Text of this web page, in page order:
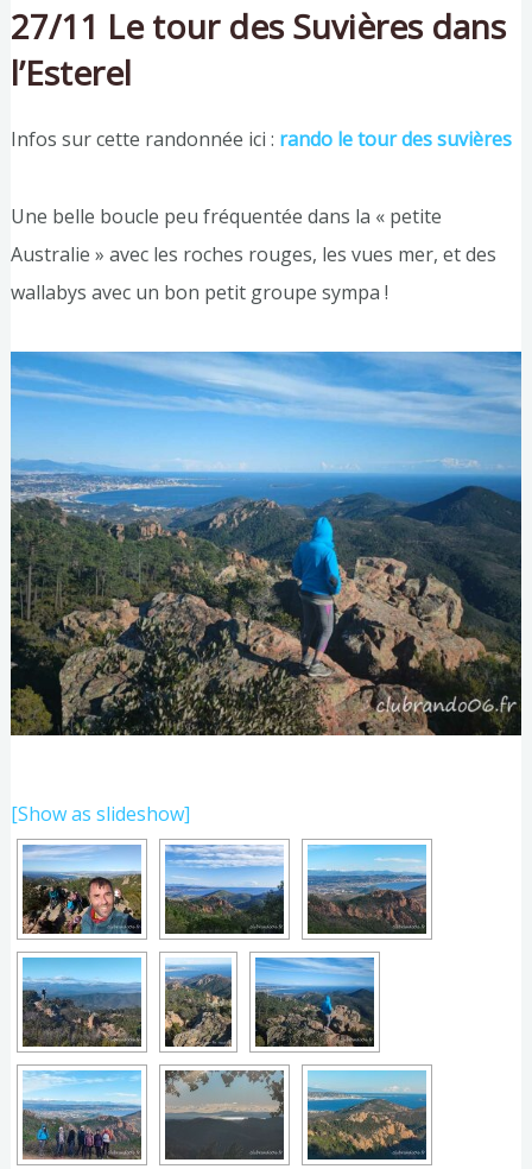
27/11 Le tour des Suvières dans
l’Esterel
Infos sur cette randonnée ici : rando le tour des suvières
Une belle boucle peu fréquentée dans la « petite
Australie » avec les roches rouges, les vues mer, et des
wallabys avec un bon petit groupe sympa !
[Show as slideshow]